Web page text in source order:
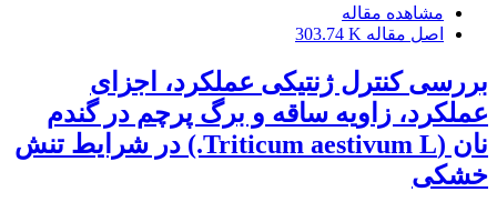
مشاهده مقاله
اصل مقاله 303.74 K
بررسی کنترل ژنتیکی عملکرد، اجزای
عملکرد، زاویه ساقه و برگ پرچم در گندم
نان (Triticum aestivum L.) در شرایط تنش
خشکی